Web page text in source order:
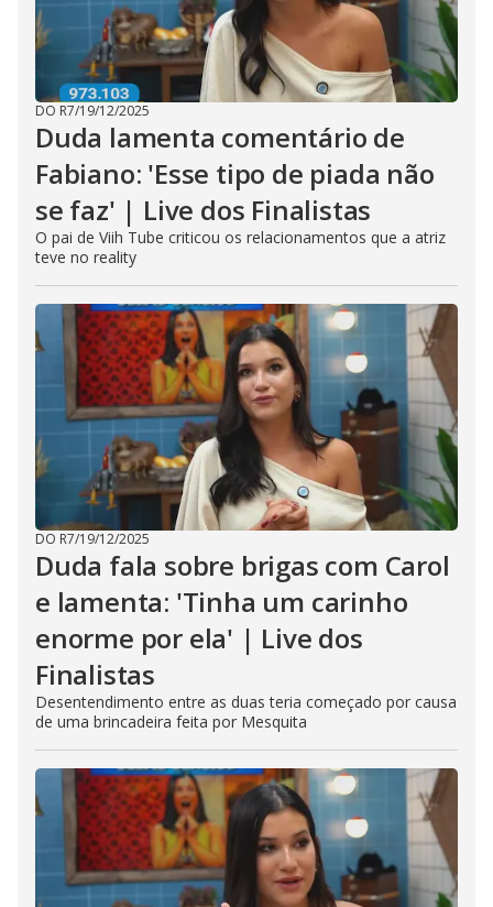
DO R7/19/12/2025
Duda lamenta comentário de
Fabiano: 'Esse tipo de piada não
se faz' | Live dos Finalistas
O pai de Viih Tube criticou os relacionamentos que a atriz
teve no reality
DO R7/19/12/2025
Duda fala sobre brigas com Carol
e lamenta: 'Tinha um carinho
enorme por ela' | Live dos
Finalistas
Desentendimento entre as duas teria começado por causa
de uma brincadeira feita por Mesquita